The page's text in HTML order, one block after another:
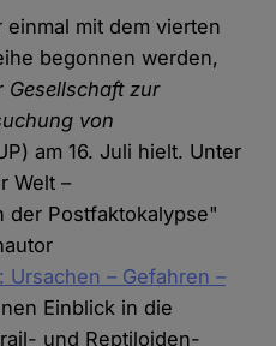
mit dem vierten
begonnen werden,
Gesellschaft zur
von
am 16. Juli hielt. Unter
Welt –
der Postfaktokalypse"
– Gefahren –
Einblick in die
und Reptiloiden-